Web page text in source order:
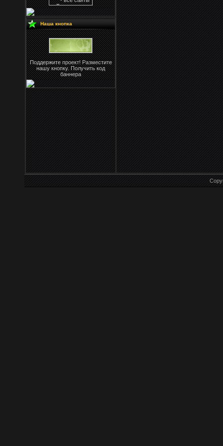
Наша кнопка
Поддержите проект! Разместите
нашу кнопку. Получить код
баннера